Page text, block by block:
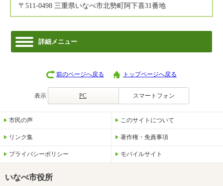
〒511-0498 三重県いなべ市北勢町阿下喜31番地
詳細メニュー
前のページへ戻る トップページへ戻る
表示 PC スマートフォン
市民の声 このサイトについて
リンク集 著作権・免責事項
プライバシーポリシー モバイルサイト
いなべ市役所